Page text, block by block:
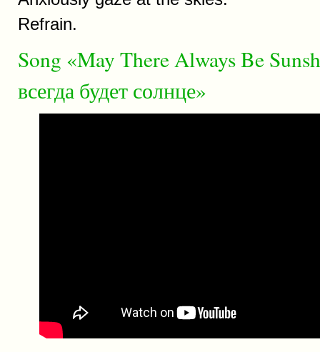
Refrain.
Song «May There Always Be
всегда будет солнце»